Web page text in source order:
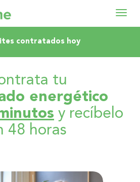
contratados hoy
tu
energético
y recíbelo
48 horas